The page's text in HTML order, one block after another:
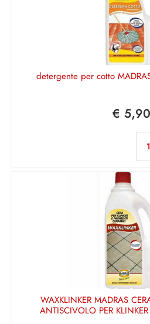
detergente per cotto
€ 5,90
WAXKLINKER MADRAS
ANTISCIVOLO PER